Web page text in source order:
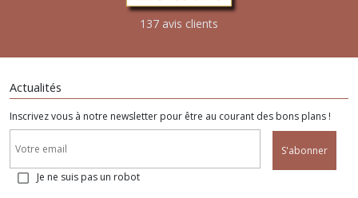
137 avis clients
Actualités
Inscrivez vous à notre newsletter pour être au courant des bons plans !
S'abonner
Je ne suis pas un robot